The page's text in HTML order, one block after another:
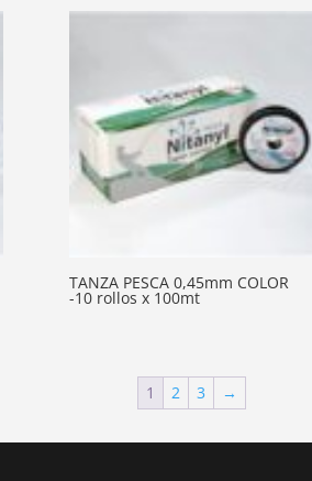
TANZA PESCA 0,45mm COLOR
-10 rollos x 100mt
1 2 3 →